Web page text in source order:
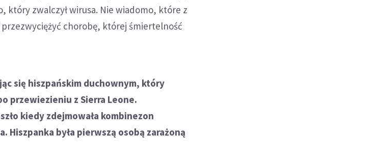
który zwalczył wirusa. Nie wiadomo, które z
chorobę, której śmiertelność
się hiszpańskim duchownym, który
przewiezieniu z Sierra Leone.
kiedy zdejmowała kombinezon
Hiszpanka była pierwszą osobą zarażoną